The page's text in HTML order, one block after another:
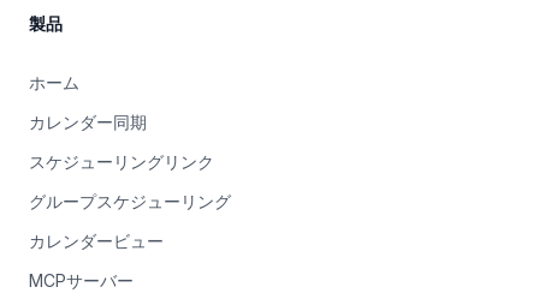
製品
ホーム
カレンダー同期
スケジューリングリンク
グループスケジューリング
カレンダービュー
MCPサーバー